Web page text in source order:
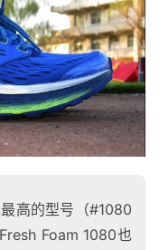
高的型号（#1080
Foam 1080也